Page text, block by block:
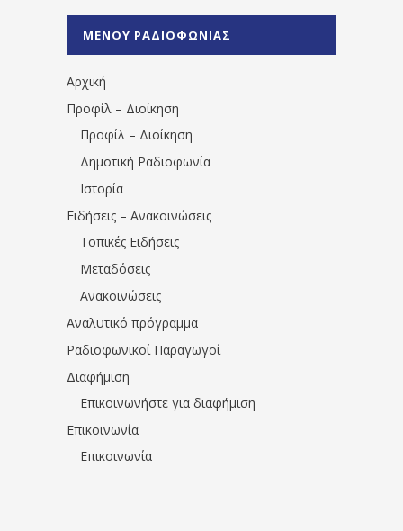
1531194763766854/" artist="" ]
ΜΕΝΟΥ ΡΑΔΙΟΦΩΝΙΑΣ
Αρχική
Προφίλ – Διοίκηση
Προφίλ – Διοίκηση
Δημοτική Ραδιοφωνία
Ιστορία
Ειδήσεις – Ανακοινώσεις
Τοπικές Ειδήσεις
Μεταδόσεις
Ανακοινώσεις
Αναλυτικό πρόγραμμα
Ραδιοφωνικοί Παραγωγοί
Διαφήμιση
Επικοινωνήστε για διαφήμιση
Επικοινωνία
Επικοινωνία